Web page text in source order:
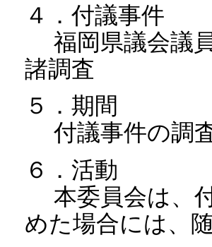
４．付議事件
福岡県議会議
諸調査
５．期間
付議事件の調
６．活動
本委員会は、
めた場合には、